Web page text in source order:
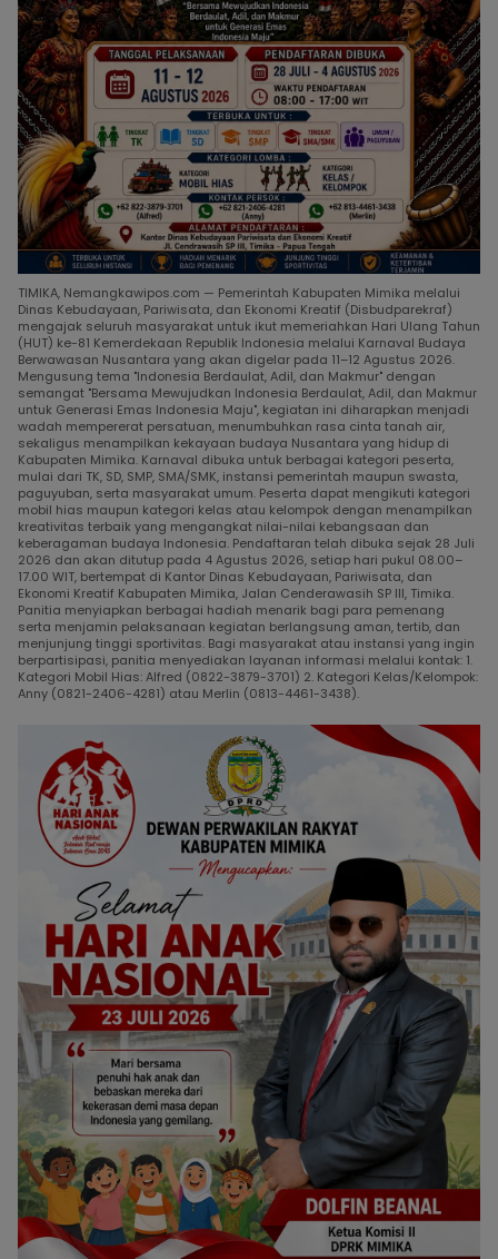
TIMIKA, Nemangkawipos.com — Pemerintah Kabupaten Mimika melalui
Dinas Kebudayaan, Pariwisata, dan Ekonomi Kreatif (Disbudparekraf)
mengajak seluruh masyarakat untuk ikut memeriahkan Hari Ulang Tahun
(HUT) ke-81 Kemerdekaan Republik Indonesia melalui Karnaval Budaya
Berwawasan Nusantara yang akan digelar pada 11–12 Agustus 2026.
Mengusung tema "Indonesia Berdaulat, Adil, dan Makmur" dengan
semangat "Bersama Mewujudkan Indonesia Berdaulat, Adil, dan Makmur
untuk Generasi Emas Indonesia Maju", kegiatan ini diharapkan menjadi
wadah mempererat persatuan, menumbuhkan rasa cinta tanah air,
sekaligus menampilkan kekayaan budaya Nusantara yang hidup di
Kabupaten Mimika. Karnaval dibuka untuk berbagai kategori peserta,
mulai dari TK, SD, SMP, SMA/SMK, instansi pemerintah maupun swasta,
paguyuban, serta masyarakat umum. Peserta dapat mengikuti kategori
mobil hias maupun kategori kelas atau kelompok dengan menampilkan
kreativitas terbaik yang mengangkat nilai-nilai kebangsaan dan
keberagaman budaya Indonesia. Pendaftaran telah dibuka sejak 28 Juli
2026 dan akan ditutup pada 4 Agustus 2026, setiap hari pukul 08.00–
17.00 WIT, bertempat di Kantor Dinas Kebudayaan, Pariwisata, dan
Ekonomi Kreatif Kabupaten Mimika, Jalan Cenderawasih SP III, Timika.
Panitia menyiapkan berbagai hadiah menarik bagi para pemenang
serta menjamin pelaksanaan kegiatan berlangsung aman, tertib, dan
menjunjung tinggi sportivitas. Bagi masyarakat atau instansi yang ingin
berpartisipasi, panitia menyediakan layanan informasi melalui kontak: 1.
Kategori Mobil Hias: Alfred (0822-3879-3701) 2. Kategori Kelas/Kelompok:
Anny (0821-2406-4281) atau Merlin (0813-4461-3438).